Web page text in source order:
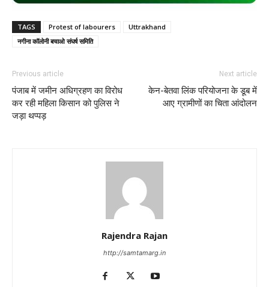
TAGS Protest of labourers
Uttrakhand
नगीना कॉलोनी बचाओ संघर्ष समिति
Previous article
पंजाब में जमीन अधिग्रहण का विरोध
कर रही महिला किसान को पुलिस ने
जड़ा थप्पड़
Next article
केन-बेतवा लिंक परियोजना के डूब में
आए ग्रामीणों का चिता आंदोलन
Rajendra Rajan
http://samtamarg.in